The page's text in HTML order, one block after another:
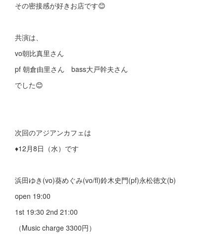
その密接感が好きお店です😊
共演は、
vo朝比真里さん
pf 朝倉由里さん bass大戸幹夫さん
でした😊
次回のアジアンカフェは
♦︎12月8日（水）です
浜田ゆき(vo)葵めぐみ(vo/fl)鈴木史門(pf)永松徳文(b)
open 19:00
1st 19:30 2nd 21:00
（Music charge 3300円）